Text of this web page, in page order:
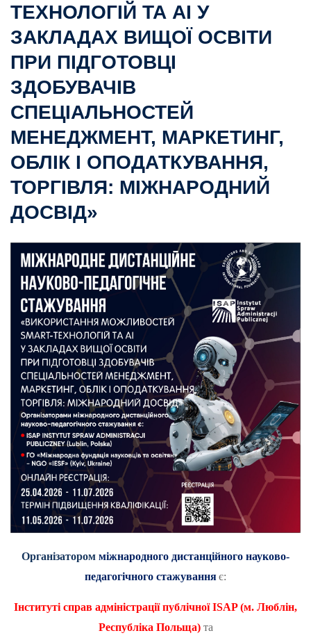
ТЕХНОЛОГІЙ ТА AI У
ЗАКЛАДАХ ВИЩОЇ ОСВІТИ
ПРИ ПІДГОТОВЦІ
ЗДОБУВАЧІВ
СПЕЦІАЛЬНОСТЕЙ
МЕНЕДЖМЕНТ, МАРКЕТИНГ,
ОБЛІК І ОПОДАТКУВАННЯ,
ТОРГІВЛЯ: МІЖНАРОДНИЙ
ДОСВІД»
Організатором міжнародного дистанційного науково-
педагогічного стажуванняє:
Інституті справ адміністрації публічноїISAP(м. Люблін,
Республіка Польща)та